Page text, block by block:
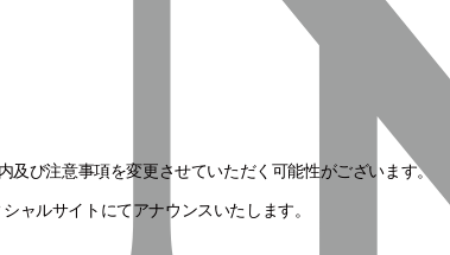
び注意事項を変更させていただく可能性がございます。
ャルサイトにてアナウンスいたします。